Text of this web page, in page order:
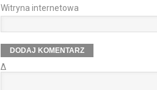
Witryna internetowa
Δ